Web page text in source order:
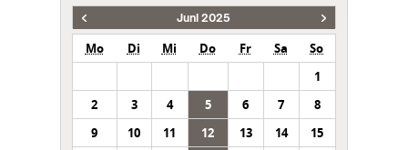
Juni 2025
Mo Di Mi Do Fr Sa
So
1
2
3 4 5 6 7
8
9
10 11 12 13 14
15